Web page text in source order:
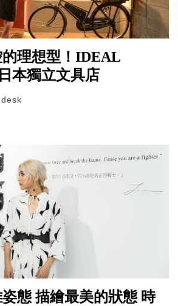
理想型！IDEAL
本獨立文具店
態 描繪最美的狀態 時